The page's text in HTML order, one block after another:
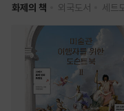
화제의 책 외국도서 세트